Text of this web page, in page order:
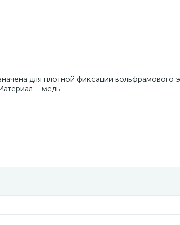
для плотной фиксации вольфрамового
медь.